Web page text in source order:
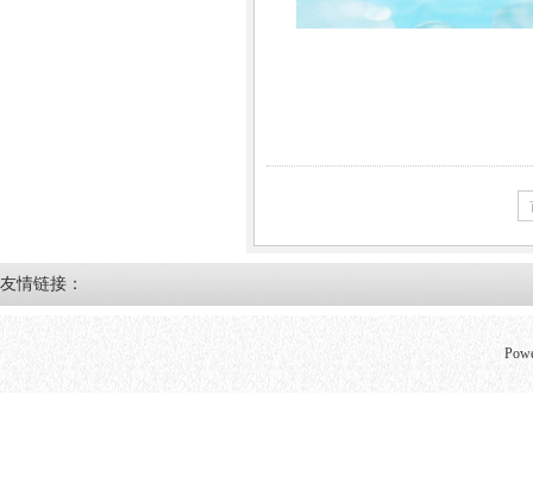
友情链接：